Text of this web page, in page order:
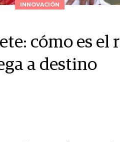
INNOVACIÓN
cómo es el
a destino